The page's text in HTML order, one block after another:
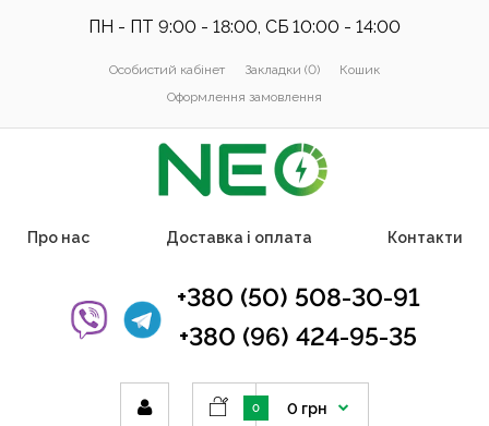
ПН - ПТ 9:00 - 18:00, СБ 10:00 - 14:00
Особистий кабінет Закладки (0)
Кошик
Оформлення замовлення
Про нас Доставка і оплата Контакти
+380 (50) 508-30-91
+380 (96) 424-95-35
0 0 грн